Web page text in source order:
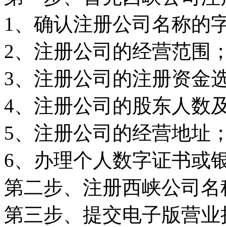
1、确认注册公司名称的
2、注册公司的经营范围
3、注册公司的注册资金
4、注册公司的股东人数
5、注册公司的经营地址
6、办理个人数字证书或
第二步、注册西峡公司
第三步、提交电子版营